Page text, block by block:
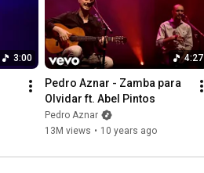
3:00 4:27
Pedro Aznar - Zamba para
Olvidar ft. Abel Pintos
Pedro Aznar
13M views • 10 years ago